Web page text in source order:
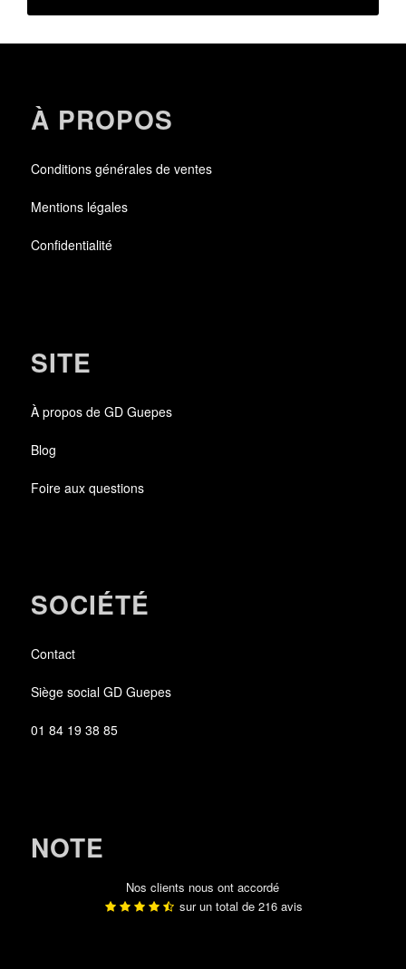
À PROPOS
Conditions générales de ventes
Mentions légales
Confidentialité
SITE
À propos de GD Guepes
Blog
Foire aux questions
SOCIÉTÉ
Contact
Siège social GD Guepes
01 84 19 38 85
NOTE
Nos clients nous ont accordé
sur un total de 216avis